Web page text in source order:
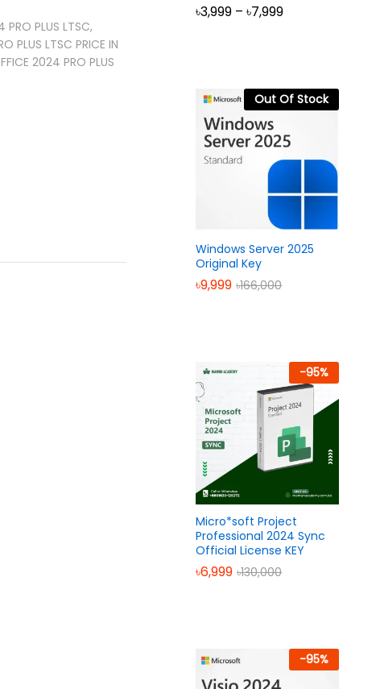
PRO PLUS LTSC,
PLUS LTSC PRICE IN
2024 PRO PLUS
৳3,999 – ৳7,999Price
Out Of Stock
Windows Server 2025
Original Key
৳9,999 ৳166,000
-95%
Micro*soft Project
Professional 2024 Sync
Official License KEY
৳6,999 ৳130,000
-95%